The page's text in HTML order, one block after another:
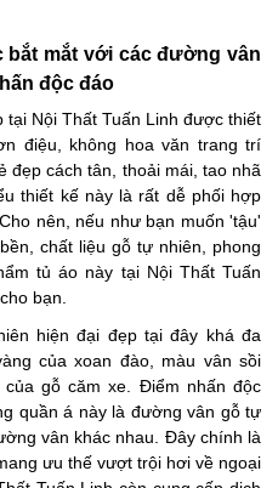
bắt mắt với các đường vân
độc đáo
Nội Thất Tuấn Linh được thiết
điệu, không hoa văn trang trí
đẹp cách tân, thoải mái, tao nhã
thiết kế này là rất dễ phối hợp
nên, nếu như bạn muốn 'tậu'
chất liệu gỗ tự nhiên, phong
tủ áo này tại Nội Thất Tuấn
bạn.
hiện đại đẹp tại đây khá đa
của xoan đào, màu vân sồi
gỗ căm xe. Điểm nhấn độc
quần á này là đường vân gỗ tự
vân khác nhau. Đây chính là
ưu thế vượt trội hơi về ngoại